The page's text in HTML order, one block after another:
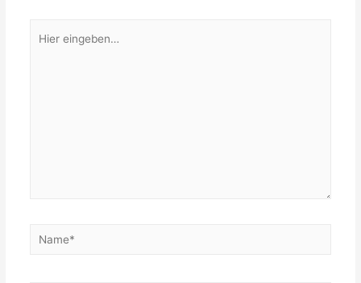
eingeben…
Name*